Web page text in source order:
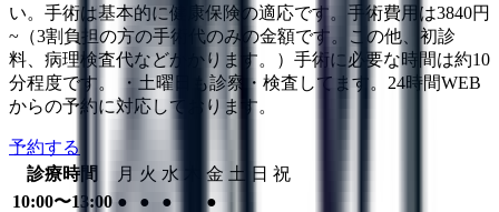
い。手術は基本的に健康保険の適応です。手術費用は3840円
~（3割負担の方の手術代のみの金額です。この他、初診
料、病理検査代などかかります。）手術に必要な時間は約10
分程度です。 ・土曜日も診察・検査してます。24時間WEB
からの予約に対応しております。
予約する
診療時間
月 火 水 金 土 日 祝
10:00〜13:00 ● ● ●
●